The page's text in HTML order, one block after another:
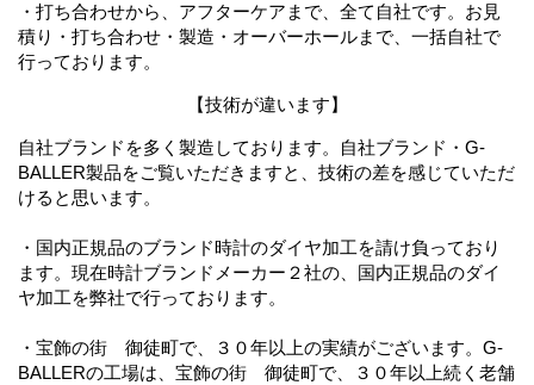
・打ち合わせから、アフターケアまで、全て自社です。お見
積り・打ち合わせ・製造・オーバーホールまで、一括自社で
行っております。
【技術が違います】
自社ブランドを多く製造しております。自社ブランド・G-
BALLER製品をご覧いただきますと、技術の差を感じていただ
けると思います。
・国内正規品のブランド時計のダイヤ加工を請け負っており
ます。現在時計ブランドメーカー２社の、国内正規品のダイ
ヤ加工を弊社で行っております。
・宝飾の街 御徒町で、３０年以上の実績がございます。G-
BALLERの工場は、宝飾の街 御徒町で、３０年以上続く老舗